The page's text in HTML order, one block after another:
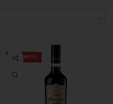
ESAURITO